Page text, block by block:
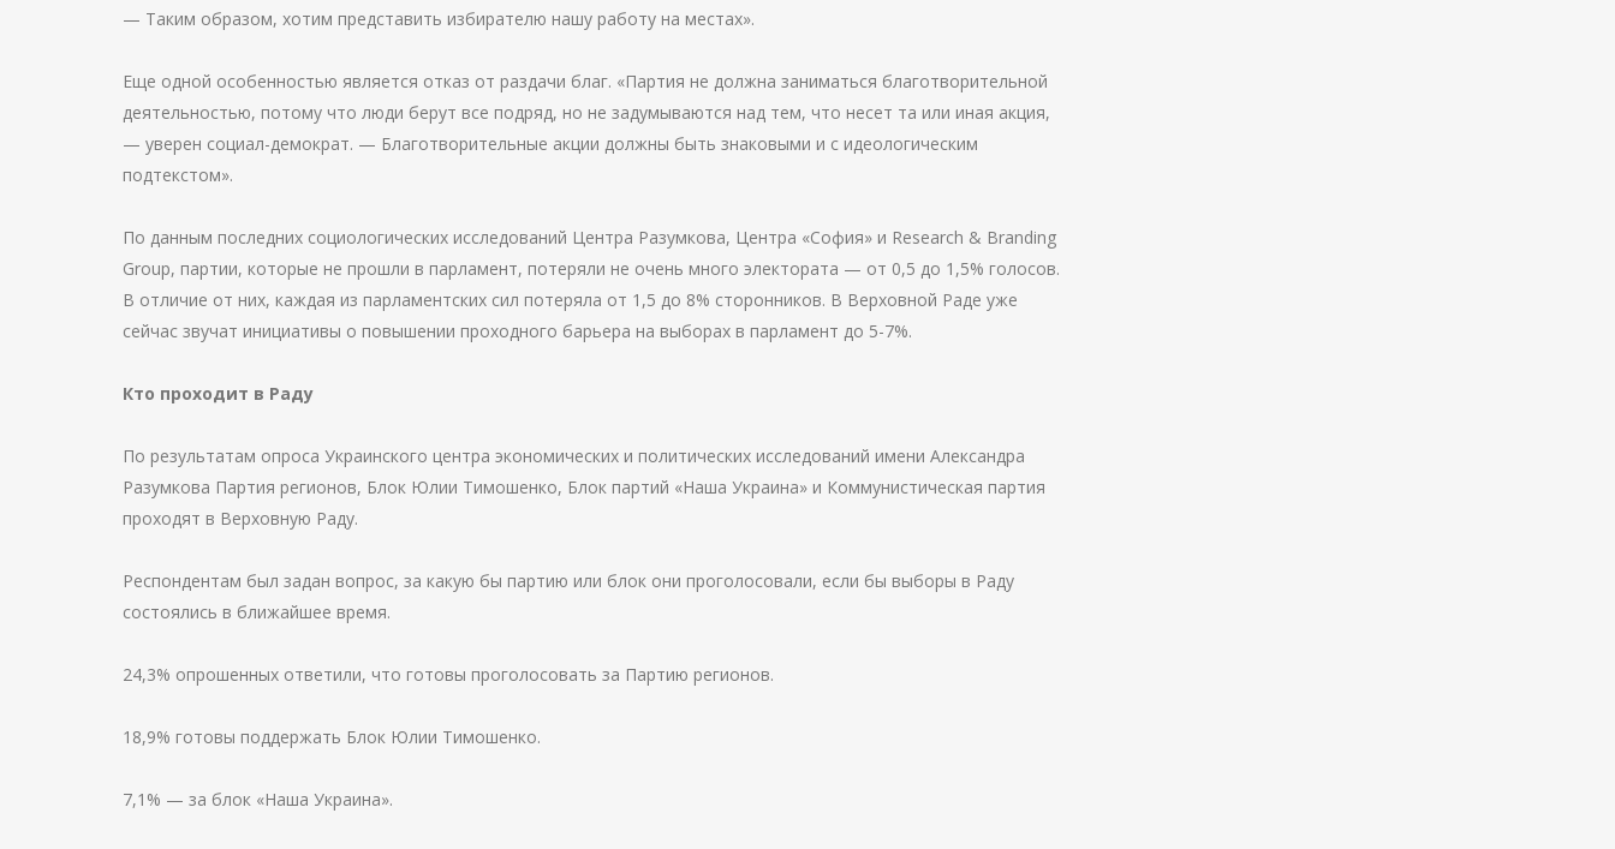
— Таким образом, хотим представить избирателю нашу работу на местах».
Еще одной особенностью является отказ от раздачи благ. «Партия не должна заниматься благотворительной
деятельностью, потому что люди берут все подряд, но не задумываются над тем, что несет та или иная акция,
— уверен социал-демократ. — Благотворительные акции должны быть знаковыми и с идеологическим
подтекстом».
По данным последних социологических исследований Центра Разумкова, Центра «София» и Research & Branding
Group, партии, которые не прошли в парламент, потеряли не очень много электората — от 0,5 до 1,5% голосов.
В отличие от них, каждая из парламентских сил потеряла от 1,5 до 8% сторонников. В Верховной Раде уже
сейчас звучат инициативы о повышении проходного барьера на выборах в парламент до 5-7%.
Кто проходит в Раду
По результатам опроса Украинского центра экономических и политических исследований имени Александра
Разумкова Партия регионов, Блок Юлии Тимошенко, Блок партий «Наша Украина» и Коммунистическая партия
проходят в Верховную Раду.
Респондентам был задан вопрос, за какую бы партию или блок они проголосовали, если бы выборы в Раду
состоялись в ближайшее время.
24,3% опрошенных ответили, что готовы проголосовать за Партию регионов.
18,9% готовы поддержать Блок Юлии Тимошенко.
7,1% — за блок «Наша Украина».